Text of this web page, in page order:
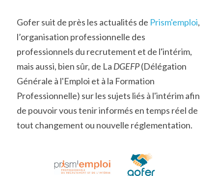
Gofer suit de près les actualités de Prism'emploi,
l’organisation professionnelle des
professionnels du recrutement et de l'intérim,
mais aussi, bien sûr, de La DGEFP (Délégation
Générale à l'Emploi et à la Formation
Professionnelle) sur les sujets liés à l'intérim afin
de pouvoir vous tenir informés en temps réel de
tout changement ou nouvelle réglementation.